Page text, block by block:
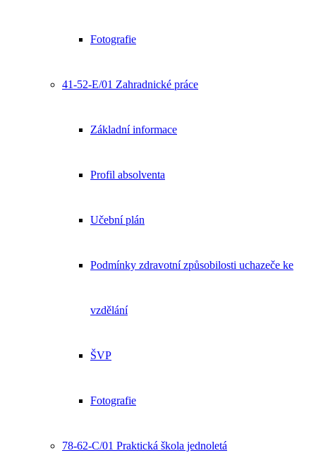
Fotografie
41-52-E/01 Zahradnické práce
Základní informace
Profil absolventa
Učební plán
Podmínky zdravotní způsobilosti uchazeče ke
vzdělání
ŠVP
Fotografie
78-62-C/01 Praktická škola jednoletá